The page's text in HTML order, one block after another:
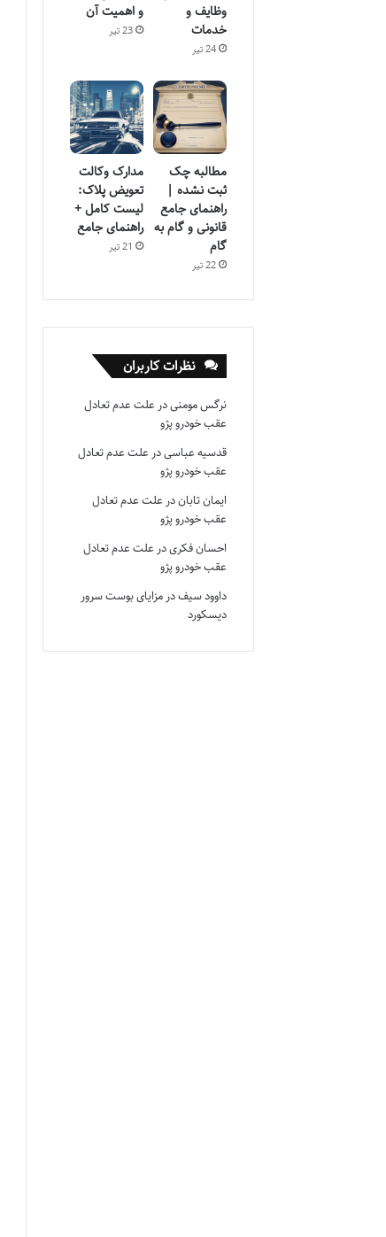
وظایف و
خدمات
24 تیر
و اهمیت آن
23 تیر
مطالبه چک
ثبت نشده |
راهنمای جامع
قانونی و گام به
گام
22 تیر
مدارک وکالت
تعویض پلاک:
لیست کامل +
راهنمای جامع
21 تیر
نظرات کاربران
نرگس مومنیدر علت عدم تعادل
عقب خودرو پژو
قدسیه عباسیدر علت عدم تعادل
عقب خودرو پژو
ایمان تاباندر علت عدم تعادل
عقب خودرو پژو
احسان فکریدر علت عدم تعادل
عقب خودرو پژو
داوود سیفدرمزایای بوست سرور
دیسکورد